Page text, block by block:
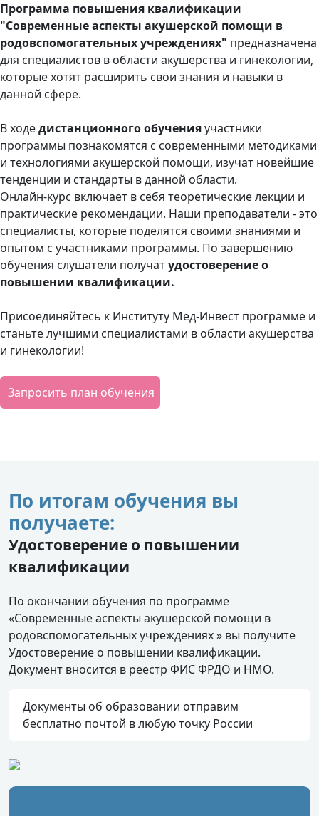
Программа повышения квалификации
"Современные аспекты акушерской помощи в
родовспомогательных учреждениях" предназначена
для специалистов в области акушерства и гинекологии,
которые хотят расширить свои знания и навыки в
данной сфере.
В ходедистанционного обученияучастники
программы познакомятся с современными методиками
и технологиями акушерской помощи, изучат новейшие
тенденции и стандарты в данной области.
Онлайн-курс включает в себя теоретические лекции и
практические рекомендации. Наши преподаватели - это
специалисты, которые поделятся своими знаниями и
опытом с участниками программы. По завершению
обучения слушатели получатудостоверение о
повышении квалификации.
Присоединяйтесь к Институту Мед-Инвест программе и
станьте лучшими специалистами в области акушерства
и гинекологии!
Запросить план обучения
По итогам обучения вы
получаете:
Удостоверение о повышении
квалификации
По окончании обучения по программе
«Современные аспекты акушерской помощи в
родовспомогательных учреждениях » вы получите
Удостоверение о повышении квалификации.
Документ вносится в реестр ФИС ФРДО и НМО.
Документы об образовании отправим
бесплатно почтой в любую точку России